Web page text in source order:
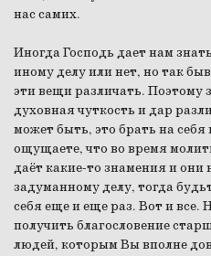
нас самих.
Иногда Господь дает нам
иному делу или нет, но так
эти вещи различать. Поэтому
духовная чуткость и дар
может быть, это брать на
ощущаете, что во время
даёт какие-то знамения и они
задуманному делу, тогда
себя еще и еще раз. Вот и все.
получить благословение
людей, которым Вы вполне